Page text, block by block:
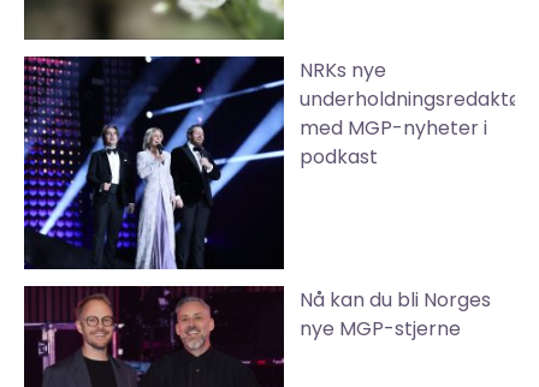
NRKs nye
underholdningsredaktør
med MGP-nyheter i
podkast
Nå kan du bli Norges
nye MGP-stjerne